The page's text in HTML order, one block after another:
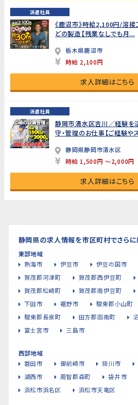
派遣社員
《鹿沼市》時給2,100円/溶
どの製造【残業なしでも月...
栃木県鹿沼市
時給 2,100円
求人詳細はこちら
派遣社員
静岡市清水区吉川／経験を
守・管理のお仕事【ご経験や
静岡県静岡市清水区
時給 1,500円 ～2,000円
求人詳細はこちら
静岡県の求人情報を市区町村でさらに
東部地域
熱海市
伊豆市 伊豆の国市
賀茂郡河津町
賀茂郡西伊豆町
賀茂郡松崎町
賀茂郡南伊豆町
下田市
裾野市 駿東郡小山町
駿東郡長泉町
田方郡函南町
富士宮市
三島市
西部地域
磐田市
御前崎市 掛川市
湖西市
周智郡森町 袋井市
浜松市浜名区
浜松市天竜区